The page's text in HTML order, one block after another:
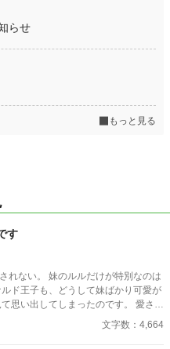
らせ
もっと見る
す
れない。 妹のルルだけが特別なのは
ド王子も、どうして妹ばかり可愛が
は…。
文字数：4,664